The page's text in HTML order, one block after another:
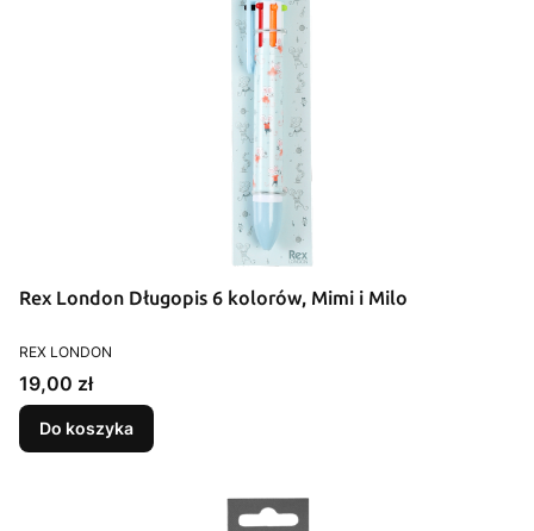
Rex London Długopis 6 kolorów, Mimi i Milo
PRODUCENT
REX LONDON
Cena
19,00 zł
Do koszyka